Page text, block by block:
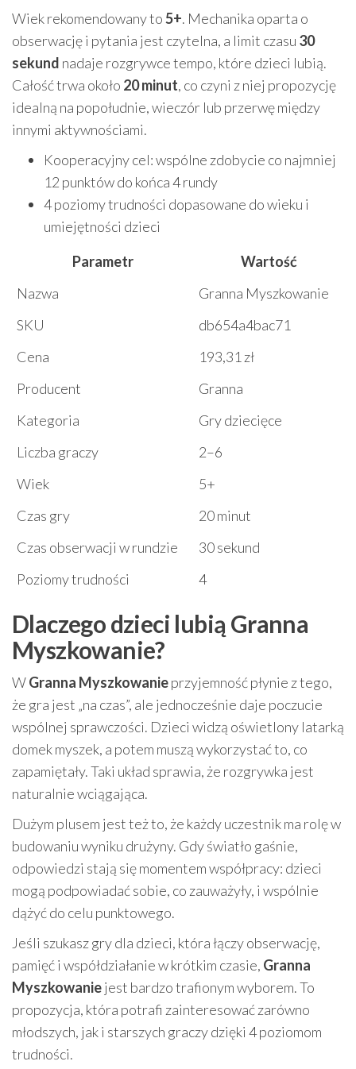
Wiek rekomendowany to5+. Mechanika oparta o
obserwację i pytania jest czytelna, a limit czasu 30
sekund nadaje rozgrywce tempo, które dzieci lubią.
Całość trwa około 20 minut, co czyni z niej propozycję
idealną na popołudnie, wieczór lub przerwę między
innymi aktywnościami.
Kooperacyjny cel: wspólne zdobycie co najmniej
12 punktów do końca 4 rundy
4 poziomy trudności dopasowane do wieku i
umiejętności dzieci
Parametr
Wartość
Nazwa
Granna Myszkowanie
SKU
db654a4bac71
Cena
193,31 zł
Producent
Granna
Kategoria
Gry dziecięce
Liczba graczy
2–6
Wiek
5+
Czas gry
20 minut
Czas obserwacji w rundzie
30 sekund
Poziomy trudności
4
Dlaczego dzieci lubią Granna
Myszkowanie?
WGranna Myszkowanieprzyjemność płynie z tego,
że gra jest „na czas”, ale jednocześnie daje poczucie
wspólnej sprawczości. Dzieci widzą oświetlony latarką
domek myszek, a potem muszą wykorzystać to, co
zapamiętały. Taki układ sprawia, że rozgrywka jest
naturalnie wciągająca.
Dużym plusem jest też to, że każdy uczestnik ma rolę w
budowaniu wyniku drużyny. Gdy światło gaśnie,
odpowiedzi stają się momentem współpracy: dzieci
mogą podpowiadać sobie, co zauważyły, i wspólnie
dążyć do celu punktowego.
Jeśli szukasz gry dla dzieci, która łączy obserwację,
pamięć i współdziałanie w krótkim czasie, Granna
Myszkowaniejest bardzo trafionym wyborem. To
propozycja, która potrafi zainteresować zarówno
młodszych, jak i starszych graczy dzięki 4 poziomom
trudności.